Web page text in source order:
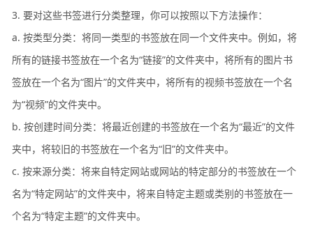
3. 要对这些书签进行分类整理，你可以按照以下方法操作：
a. 按类型分类：将同一类型的书签放在同一个文件夹中。例如，将
所有的链接书签放在一个名为“链接”的文件夹中，将所有的图片书
签放在一个名为“图片”的文件夹中，将所有的视频书签放在一个名
为“视频”的文件夹中。
b. 按创建时间分类：将最近创建的书签放在一个名为“最近”的文件
夹中，将较旧的书签放在一个名为“旧”的文件夹中。
c. 按来源分类：将来自特定网站或网站的特定部分的书签放在一个
名为“特定网站”的文件夹中，将来自特定主题或类别的书签放在一
个名为“特定主题”的文件夹中。